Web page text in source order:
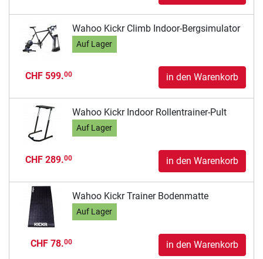
Wahoo Kickr Climb Indoor-Bergsimulator
Auf Lager
CHF 599.00 in den Warenkorb
Wahoo Kickr Indoor Rollentrainer-Pult
Auf Lager
CHF 289.00 in den Warenkorb
Wahoo Kickr Trainer Bodenmatte
Auf Lager
CHF 78.00 in den Warenkorb